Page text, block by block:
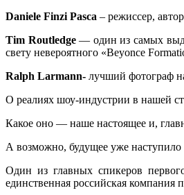
Daniele Finzi Pasca – режиссер,
Tim Routledge— один из самых
свету невероятного «Beyonce
Ralph Larmann- лучший фотограф
О реалиях шоу-индустрии в нашей
Какое оно — наше настоящее и,
А возможно, будущее уже наступило
Один из главных спикеров
единственная российская